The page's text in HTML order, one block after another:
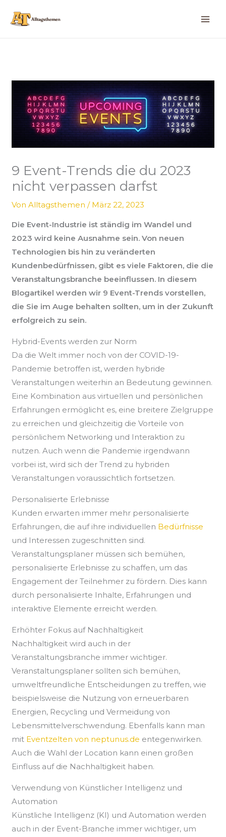
Inhalt
9 Event-Trends die du 2023
nicht verpassen darfst
VonAlltagsthemen/ März 22, 2023
Die Event-Industrie ist ständig im Wandel und
2023 wird keine Ausnahme sein. Von neuen
Technologien bis hin zu veränderten
Kundenbedürfnissen, gibt es viele Faktoren, die die
Veranstaltungsbranche beeinflussen. In diesem
Blogartikel werden wir 9 Event-Trends vorstellen,
die Sie im Auge behalten sollten, um in der Zukunft
erfolgreich zu sein.
Hybrid-Events werden zur Norm
Da die Welt immer noch von der COVID-19-
Pandemie betroffen ist, werden hybride
Veranstaltungen weiterhin an Bedeutung gewinnen.
Eine Kombination aus virtuellen und persönlichen
Erfahrungen ermöglicht es, eine breitere Zielgruppe
zu erreichen und gleichzeitig die Vorteile von
persönlichem Networking und Interaktion zu
nutzen. Auch wenn die Pandemie irgendwann
vorbei ist, wird sich der Trend zu hybriden
Veranstaltungen voraussichtlich fortsetzen.
Personalisierte Erlebnisse
Kunden erwarten immer mehr personalisierte
Erfahrungen, die auf ihre individuellen Bedürfnisse
und Interessen zugeschnitten sind.
Veranstaltungsplaner müssen sich bemühen,
personalisierte Erlebnisse zu schaffen, um das
Engagement der Teilnehmer zu fördern. Dies kann
durch personalisierte Inhalte, Erfahrungen und
interaktive Elemente erreicht werden.
Erhöhter Fokus auf Nachhaltigkeit
Nachhaltigkeit wird auch in der
Veranstaltungsbranche immer wichtiger.
Veranstaltungsplaner sollten sich bemühen,
umweltfreundliche Entscheidungen zu treffen, wie
beispielsweise die Nutzung von erneuerbaren
Energien, Recycling und Vermeidung von
Lebensmittelverschwendung. Ebenfalls kann man
mit Eventzelten von neptunus.de entegenwirken.
Auch die Wahl der Location kann einen großen
Einfluss auf die Nachhaltigkeit haben.
Verwendung von Künstlicher Intelligenz und
Automation
Künstliche Intelligenz (KI) und Automation werden
auch in der Event-Branche immer wichtiger, um